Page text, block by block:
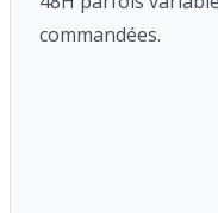
commandées.